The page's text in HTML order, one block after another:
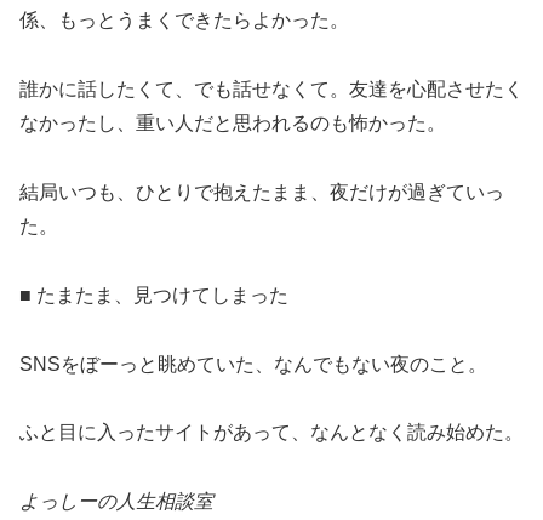
係、もっとうまくできたらよかった。
誰かに話したくて、でも話せなくて。友達を心配させたく
なかったし、重い人だと思われるのも怖かった。
結局いつも、ひとりで抱えたまま、夜だけが過ぎていっ
た。
■ たまたま、見つけてしまった
SNSをぼーっと眺めていた、なんでもない夜のこと。
ふと目に入ったサイトがあって、なんとなく読み始めた。
よっしーの人生相談室